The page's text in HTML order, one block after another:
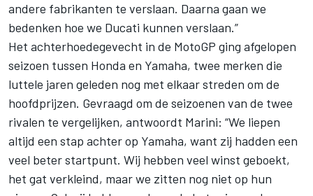
andere fabrikanten te verslaan. Daarna gaan we
bedenken hoe we Ducati kunnen verslaan.”
Het achterhoedegevecht in de MotoGP ging afgelopen
seizoen tussen Honda en Yamaha, twee merken die
luttele jaren geleden nog met elkaar streden om de
hoofdprijzen. Gevraagd om de seizoenen van de twee
rivalen te vergelijken, antwoordt Marini: “We liepen
altijd een stap achter op Yamaha, want zij hadden een
veel beter startpunt. Wij hebben veel winst geboekt,
het gat verkleind, maar we zitten nog niet op hun